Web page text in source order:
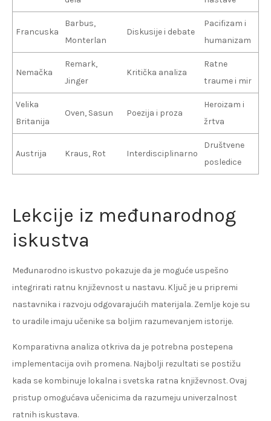
Francuska
Barbus,
Monterlan
Diskusije i debate
Pacifizam i
humanizam
Nemačka
Remark,
Jinger
Kritička analiza
Ratne
traume i mir
Velika
Britanija
Oven, Sasun Poezija i proza
Heroizam i
žrtva
Austrija Kraus, Rot Interdisciplinarno
Društvene
posledice
Lekcije iz međunarodnog
iskustva
Međunarodno iskustvo pokazuje da je moguće uspešno
integrirati ratnu književnost u nastavu. Ključ je u pripremi
nastavnika i razvoju odgovarajućih materijala. Zemlje koje su
to uradile imaju učenike sa boljim razumevanjem istorije.
Komparativna analiza otkriva da je potrebna postepena
implementacija ovih promena. Najbolji rezultati se postižu
kada se kombinuje lokalna i svetska ratna književnost. Ovaj
pristup omogućava učenicima da razumeju univerzalnost
ratnih iskustava.